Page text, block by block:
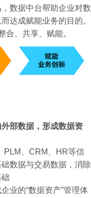
数据中台帮助企业对数
达成赋能业务的目的。
合、共享、赋能。
部数据，形成数据资
PLM、CRM、HR等信
数据与交易数据，消除
业的“数据资产”管理体